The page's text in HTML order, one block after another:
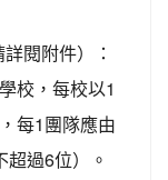
閱附件）：
校，每校以1
每1團隊應由
過6位）。